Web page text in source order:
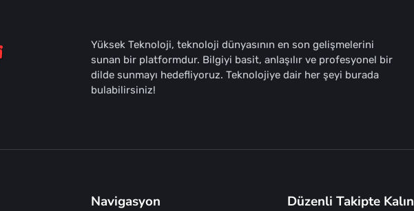
Yüksek Teknoloji, teknoloji dünyasının en son gelişmelerini
sunan bir platformdur. Bilgiyi basit, anlaşılır ve profesyonel bir
dilde sunmayı hedefliyoruz. Teknolojiye dair her şeyi burada
bulabilirsiniz!
Navigasyon Düzenli Takipte Kalın